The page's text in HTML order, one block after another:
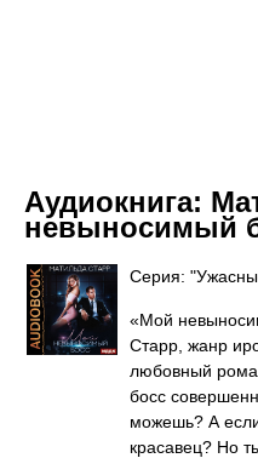
Аудиокнига:
невыносимый
Серия:
«Мой
Старр, жанр
любовный
босс
можешь? А
красавец? Но